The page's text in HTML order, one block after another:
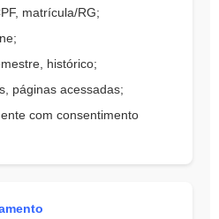
matrícula/RG;
histórico;
páginas acessadas;
com consentimento